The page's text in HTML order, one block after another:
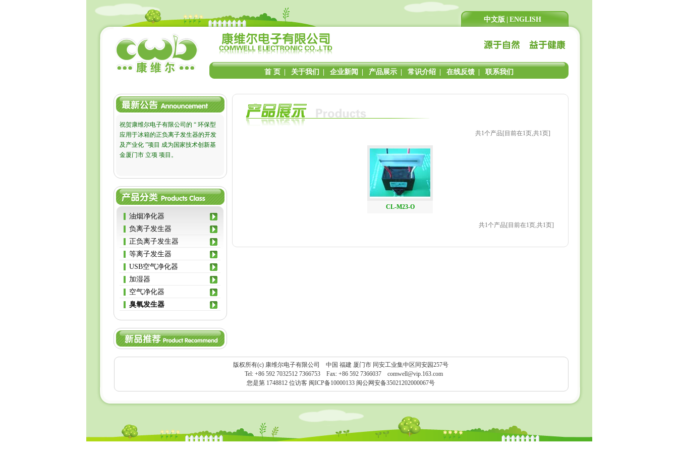
中文版 ENGLISH
首 页 关于我们 企业新闻 产品展示 常识介绍 在线反馈 联系我们
祝贺康维尔电子有限公司的 “ 环保型
应用于冰箱的正负离子发生器的开发
及产业化 ”项目 成为国家技术创新基
金厦门市 立项 项目。
油烟净化器
负离子发生器
正负离子发生器
等离子发生器
USB空气净化器
加湿器
空气净化器
臭氧发生器
共1个产品[目前在1页,共1页]
CL-M23-O
共1个产品[目前在1页,共1页]
版权所有(c) 康维尔电子有限公司 中国 福建 厦门市 同安工业集中区同安园257号
Tel: +86 592 7032512 7366753 Fax: +86 592 7366037 comwell@vip.163.com
您是第 1748812 位访客 闽ICP备10000133 闽公网安备35021202000067号